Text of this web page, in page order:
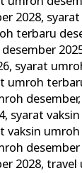
2028,
terbaru
, syarat
umroh
desember,
, syarat
vaksin
desember
2028,travel